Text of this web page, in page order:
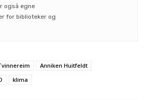
også egne
for biblioteker og
Anniken Huitfeldt
klima